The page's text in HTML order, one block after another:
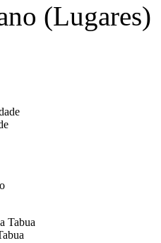
(Lugares)